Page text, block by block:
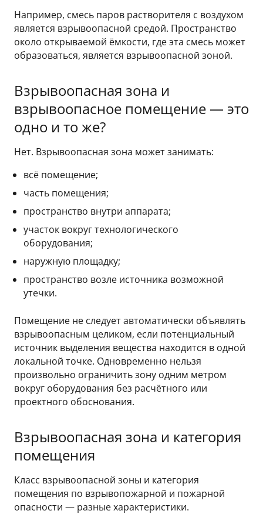
Например, смесь паров растворителя с воздухом
является взрывоопасной средой. Пространство
около открываемой ёмкости, где эта смесь может
образоваться, является взрывоопасной зоной.
Взрывоопасная зона и
взрывоопасное помещение — это
одно и то же?
Нет. Взрывоопасная зона может занимать:
всё помещение;
часть помещения;
пространство внутри аппарата;
участок вокруг технологического
оборудования;
наружную площадку;
пространство возле источника возможной
утечки.
Помещение не следует автоматически объявлять
взрывоопасным целиком, если потенциальный
источник выделения вещества находится в одной
локальной точке. Одновременно нельзя
произвольно ограничить зону одним метром
вокруг оборудования без расчётного или
проектного обоснования.
Взрывоопасная зона и категория
помещения
Класс взрывоопасной зоны и категория
помещения по взрывопожарной и пожарной
опасности — разные характеристики.